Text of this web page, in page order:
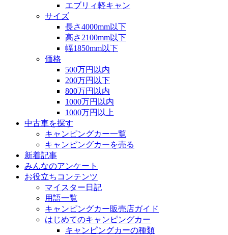
エブリィ軽キャン
サイズ
長さ4000mm以下
高さ2100mm以下
幅1850mm以下
価格
500万円以内
200万円以下
800万円以内
1000万円以内
1000万円以上
中古車を探す
キャンピングカー一覧
キャンピングカーを売る
新着記事
みんなのアンケート
お役立ちコンテンツ
マイスター日記
用語一覧
キャンピングカー販売店ガイド
はじめてのキャンピングカー
キャンピングカーの種類